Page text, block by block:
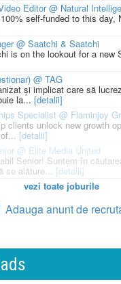
Editor @ Natural
self-funded to this day,
@ Saatchi & Saatchi
is on the lookout for a new
@ TAG
și implicat care să
la... [detalii]
Specialist @ Flaminjoy
clients unlock new growth
[detalii]
@ Elite Media United
Senior! Suntem în
se alăture... [detalii]
vezi toate joburile
Adauga anunt de